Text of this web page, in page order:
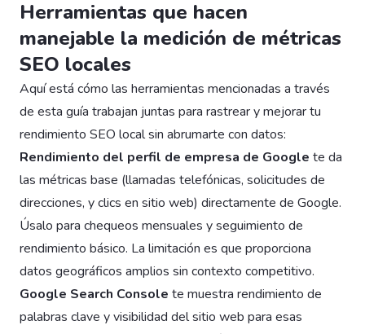
Herramientas que hacen
manejable la medición de métricas
SEO locales
Aquí está cómo las herramientas mencionadas a través
de esta guía trabajan juntas para rastrear y mejorar tu
rendimiento SEO local sin abrumarte con datos:
Rendimiento del perfil de empresa de Google te da
las métricas base (llamadas telefónicas, solicitudes de
direcciones, y clics en sitio web) directamente de Google.
Úsalo para chequeos mensuales y seguimiento de
rendimiento básico. La limitación es que proporciona
datos geográficos amplios sin contexto competitivo.
Google Search Console te muestra rendimiento de
palabras clave y visibilidad del sitio web para esas